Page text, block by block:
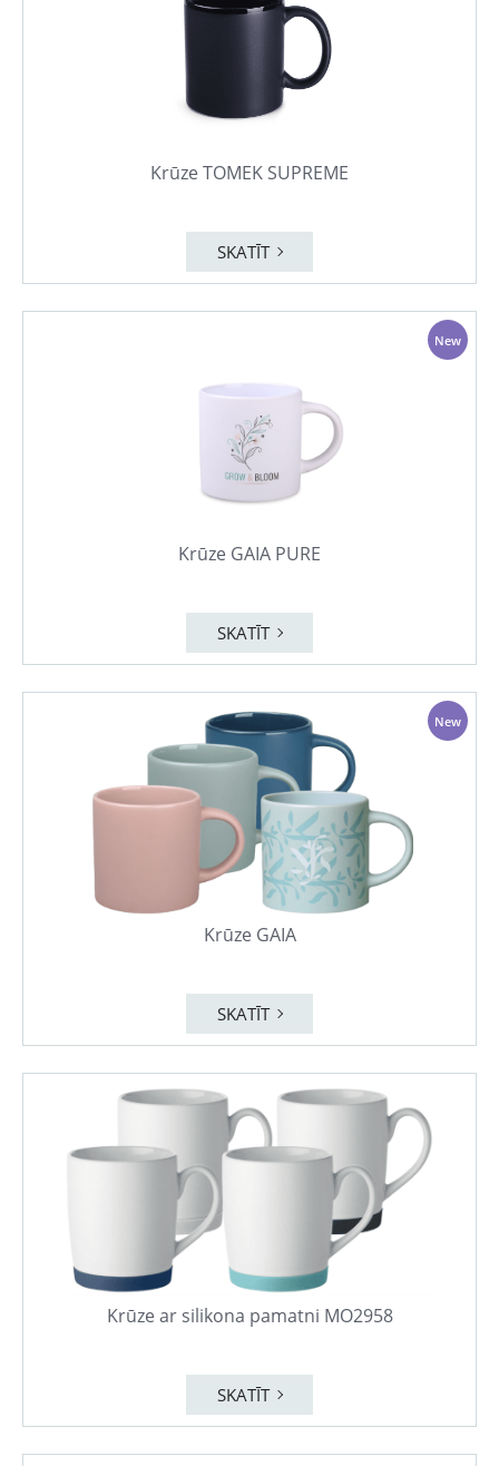
Krūze TOMEK SUPREME
SKATĪT
New
Krūze GAIA PURE
SKATĪT
New
Krūze GAIA
SKATĪT
Krūze ar silikona pamatni MO2958
SKATĪT